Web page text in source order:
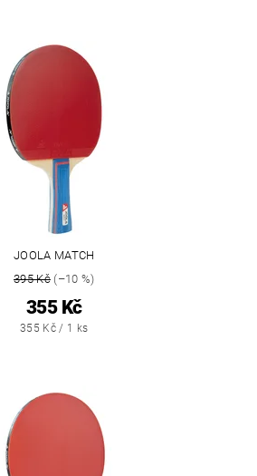
JOOLA MATCH
395 Kč(–10 %)
355 Kč
355 Kč / 1 ks